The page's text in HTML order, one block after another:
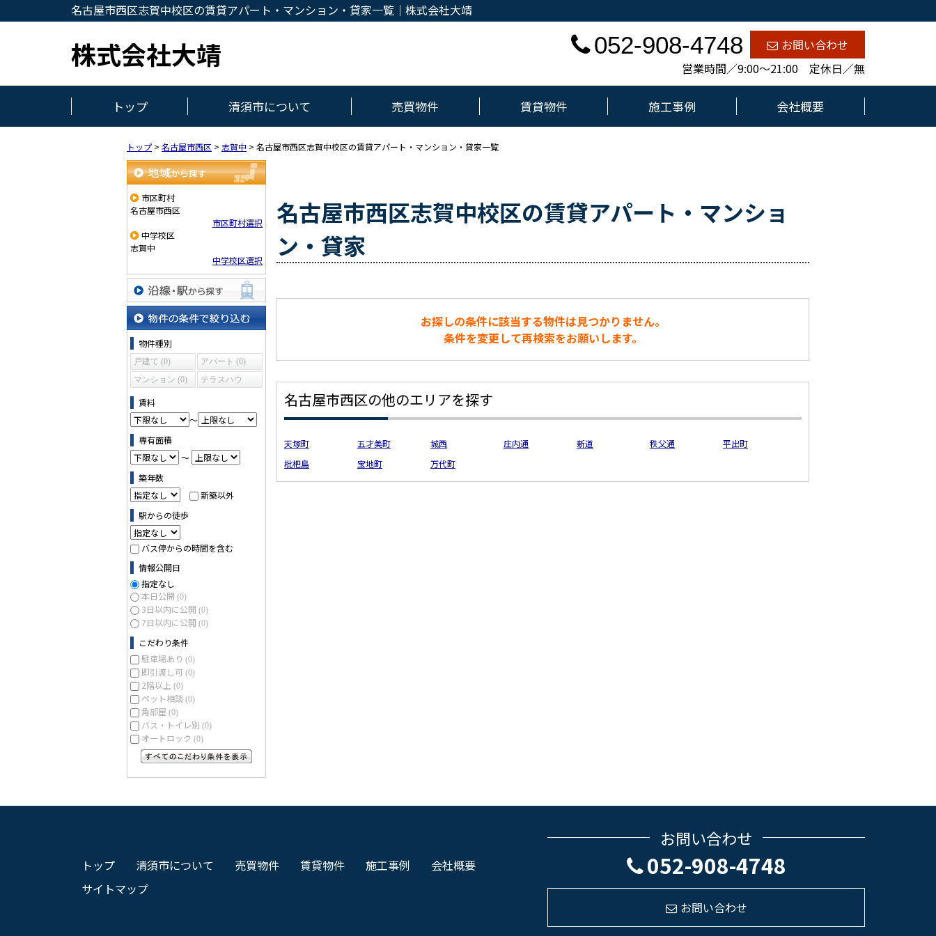
名古屋市西区志賀中校区の賃貸アパート・マンション・貸家一覧｜株式会社大靖
株式会社大靖 052-908-4748
お問い合わせ
営業時間／9:00～21:00 定休日／無
トップ 清須市について 売買物件 賃貸物件 施工事例 会社概要
トップ > 名古屋市西区 > 志賀中 > 名古屋市西区志賀中校区の賃貸アパート・マンション・貸家一覧
地域から探す
市区町村
名古屋市西区
市区町村選択
中学校区
志賀中
中学校区選択
沿線・駅から探す
物件の条件で絞り込む
物件種別
戸建て (0)
アパート (0)
マンション (0)
テラスハウ
賃料
～
専有面積
～
築年数
新築以外
駅からの徒歩
バス停からの時間を含む
情報公開日
指定なし
本日公開 (0)
3日以内に公開 (0)
7日以内に公開 (0)
こだわり条件
駐車場あり (0)
即引渡し可 (0)
2階以上 (0)
ペット相談 (0)
角部屋 (0)
バス・トイレ別 (0)
オートロック (0)
名古屋市西区志賀中校区の賃貸アパート・マンショ
ン・貸家
お探しの条件に該当する物件は見つかりません。
条件を変更して再検索をお願いします。
名古屋市西区の他のエリアを探す
天塚町 五才美町 城西 庄内通 新道 秩父通
平出町
枇杷島
宝地町 万代町
トップ 清須市について 売買物件 賃貸物件 施工事例
会社概要
サイトマップ
お問い合わせ
052-908-4748
お問い合わせ